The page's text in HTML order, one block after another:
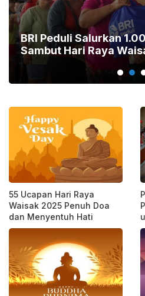
BRI Peduli Salurkan
Sambut Hari Raya
55 Ucapan Hari Raya
Waisak 2025 Penuh Doa
dan Menyentuh Hati